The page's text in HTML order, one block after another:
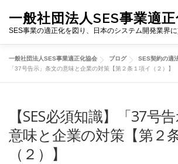
一般社団法人SES事業適
SES事業の適正化を図り、日本のシステム開発業界に
TOP 当協会について 活動内容
活動報告 SES契約・ビジネス適正化プ
お申込み・お問合せ
一般社団法人SES事業適正化協会 ブログ SES契約の適
「37号告示」条文の意味と企業の対策【第２条１項イ（２）】
【SES必須知識】「37号
意味と企業の対策【第２
（２）】